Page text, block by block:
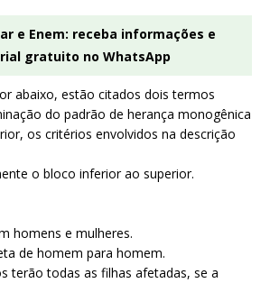
e Enem: receba informações e
gratuito no WhatsApp
abaixo, estão citados dois termos
do padrão de herança monogênica
os critérios envolvidos na descrição
o bloco inferior ao superior.
homens e mulheres.
de homem para homem.
terão todas as filhas afetadas, se a